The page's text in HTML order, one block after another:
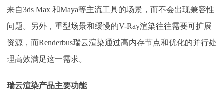
来自3ds Max 和Maya等主流工具的场景，而不会出现兼容性
问题。另外，重型场景和缓慢的V-Ray渲染往往需要可扩展
资源，而Renderbus瑞云渲染通过高内存节点和优化的并行处
理高效满足这一需求。
瑞云渲染产品主要功能